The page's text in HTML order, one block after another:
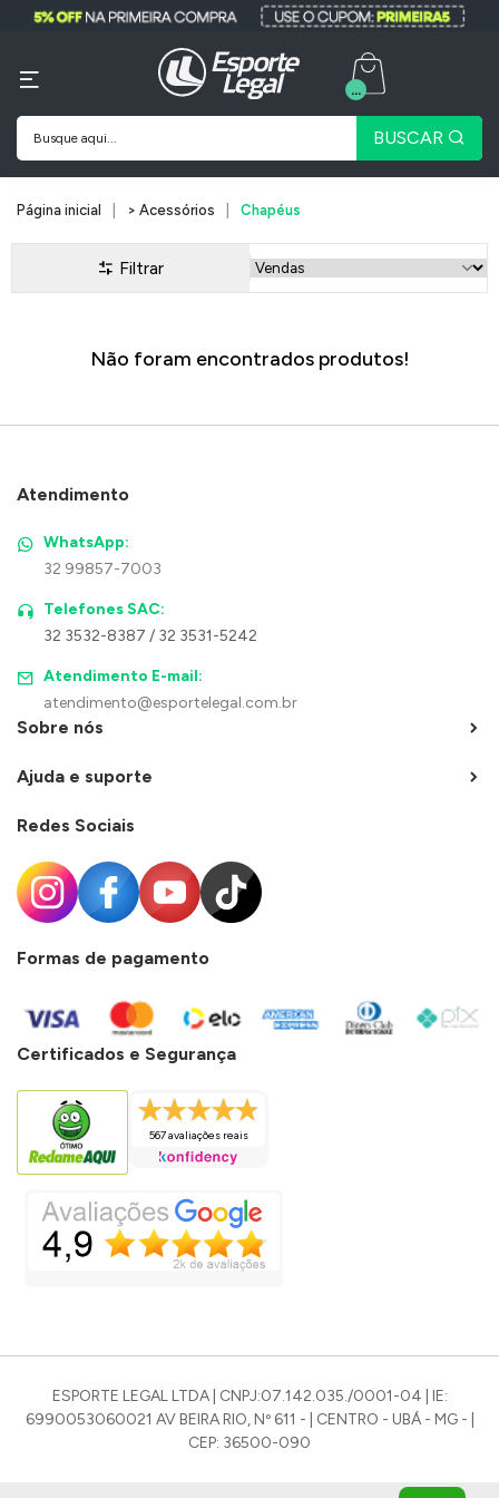
BUSCAR
...
Página inicial > Acessórios Chapéus
Filtrar
Não foram encontrados produtos!
Atendimento
WhatsApp:
32 99857-7003
Telefones SAC:
32 3532-8387 / 32 3531-5242
Atendimento E-mail:
atendimento@esportelegal.com.br
Sobre nós
Ajuda e suporte
Redes Sociais
Formas de pagamento
Certificados e Segurança
567 avaliações reais
ESPORTE LEGAL LTDA | CNPJ:07.142.035./0001-04 | IE:
6990053060021 AV BEIRA RIO, Nº 611 - | CENTRO - UBÁ - MG - |
CEP: 36500-090